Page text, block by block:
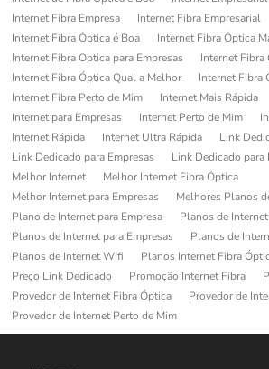
Internet Fibra Empresa
Internet Fibra Empresarial
Internet Fibra Óptica é Boa
Internet Fibra Óptica
Internet Fibra Optica para Empresas
Internet Fibra
Internet Fibra Óptica Qual a Melhor
Internet Fibra
Internet Fibra Perto de Mim
Internet Mais Rápida
Internet para Empresas
Internet Perto de Mim
Internet Rápida
Internet Ultra Rápida
Link
Link Dedicado para Empresas
Link Dedicado para
Melhor Internet
Melhor Internet Fibra Óptica
Melhor Internet para Empresas
Melhores Planos
Plano de Internet para Empresa
Planos de
Planos de Internet para Empresas
Planos de
Planos de Internet Wifi
Planos Internet Fibra
Preço Link Dedicado
Promoção Internet Fibra
Provedor de Internet Fibra Óptica
Provedor de
Provedor de Internet Perto de Mim